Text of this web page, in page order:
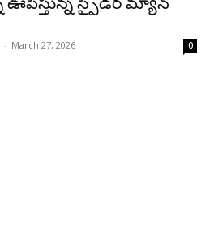
- March 27, 2026 0